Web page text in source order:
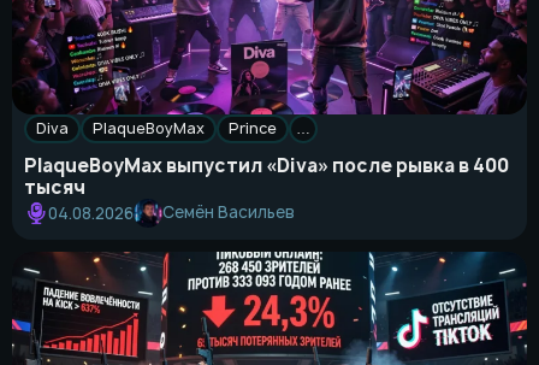
Diva PlaqueBoyMax Prince …
PlaqueBoyMax выпустил «Diva» после рывка в 400
тысяч
04.08.2026 Семён Васильев